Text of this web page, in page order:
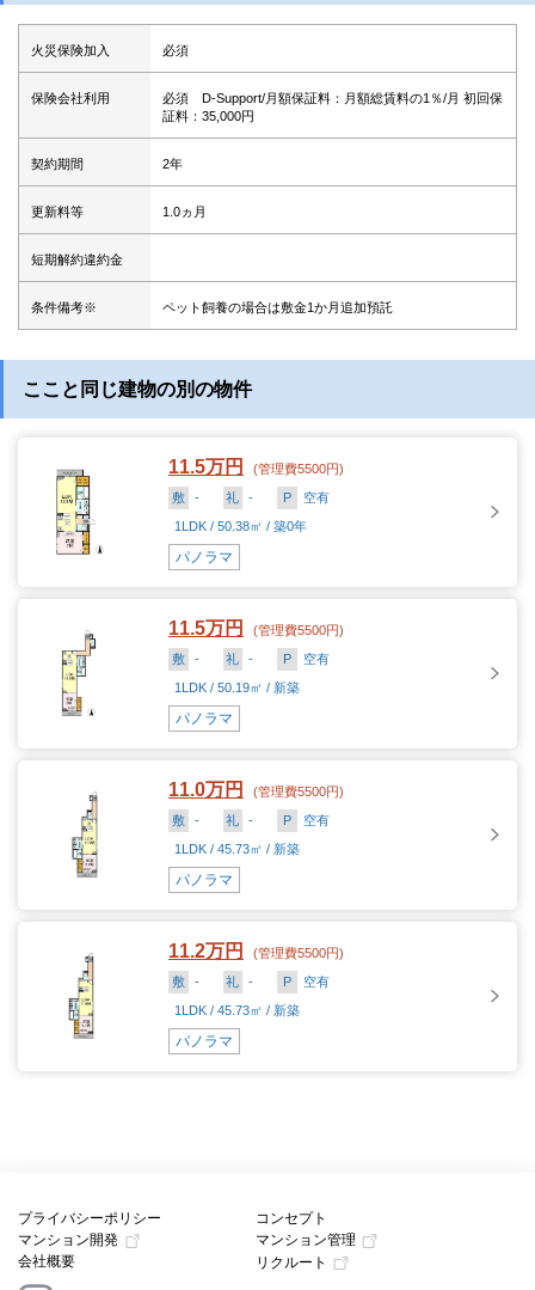
火災保険加入 必須
保険会社利用
必須 D-Support/月額保証料：月額総賃料の1％/月 初回保
証料：35,000円
契約期間 2年
更新料等 1.0ヵ月
短期解約違約金
条件備考※ ペット飼養の場合は敷金1か月追加預託
ここと同じ建物の別の物件
11.5万円
(管理費5500円)
敷
- 礼 - P
空有
1LDK / 50.38㎡ / 築0年
パノラマ
11.5万円
(管理費5500円)
敷
- 礼 - P
空有
1LDK / 50.19㎡ / 新築
パノラマ
11.0万円
(管理費5500円)
敷
- 礼 - P
空有
1LDK / 45.73㎡ / 新築
パノラマ
11.2万円
(管理費5500円)
敷
- 礼 - P
空有
1LDK / 45.73㎡ / 新築
パノラマ
プライバシーポリシー
コンセプト
マンション開発
マンション管理
会社概要
リクルート